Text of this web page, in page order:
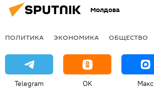
Молдова
ПОЛИТИКА ЭКОНОМИКА ОБЩЕСТВО
Telegram OK Макс